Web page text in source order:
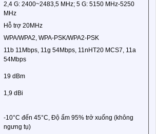
2,4 G: 2400~2483,5 MHz; 5 G: 5150 MHz-5250
MHz
Hỗ trợ 20MHz
WPA/WPA2, WPA-PSK/WPA2-PSK
11b 11Mbps, 11g 54Mbps, 11nHT20 MCS7, 11a
54Mbps
19 dBm
1,9 dBi
-10°C đến 45°C, Độ ẩm 95% trở xuống (không
ngưng tụ)